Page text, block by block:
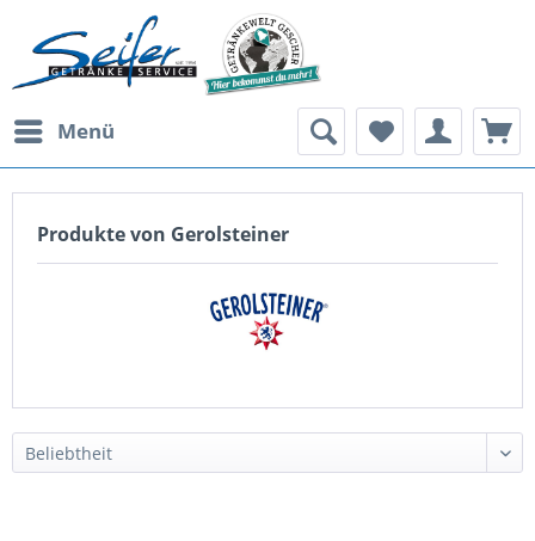
Menü
Produkte von Gerolsteiner